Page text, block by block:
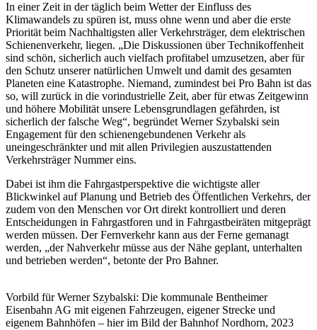
In einer Zeit in der täglich beim Wetter der Einfluss des
Klimawandels zu spüren ist, muss ohne wenn und aber die erste
Priorität beim Nachhaltigsten aller Verkehrsträger, dem elektrischen
Schienenverkehr, liegen. „Die Diskussionen über Technikoffenheit
sind schön, sicherlich auch vielfach profitabel umzusetzen, aber für
den Schutz unserer natürlichen Umwelt und damit des gesamten
Planeten eine Katastrophe. Niemand, zumindest bei Pro Bahn ist das
so, will zurück in die vorindustrielle Zeit, aber für etwas Zeitgewinn
und höhere Mobilität unsere Lebensgrundlagen gefährden, ist
sicherlich der falsche Weg“, begründet Werner Szybalski sein
Engagement für den schienengebundenen Verkehr als
uneingeschränkter und mit allen Privilegien auszustattenden
Verkehrsträger Nummer eins.
Dabei ist ihm die Fahrgastperspektive die wichtigste aller
Blickwinkel auf Planung und Betrieb des Öffentlichen Verkehrs, der
zudem von den Menschen vor Ort direkt kontrolliert und deren
Entscheidungen in Fahrgastforen und in Fahrgastbeiräten mitgeprägt
werden müssen. Der Fernverkehr kann aus der Ferne gemanagt
werden, „der Nahverkehr müsse aus der Nähe geplant, unterhalten
und betrieben werden“, betonte der Pro Bahner.
Vorbild für Werner Szybalski: Die kommunale Bentheimer
Eisenbahn AG mit eigenen Fahrzeugen, eigener Strecke und
eigenem Bahnhöfen – hier im Bild der Bahnhof Nordhorn, 2023